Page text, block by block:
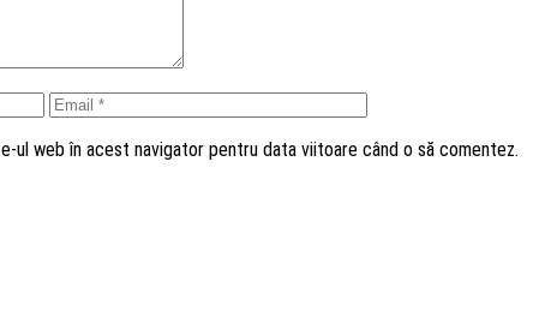
ul web în acest navigator pentru data viitoare când o să comentez.